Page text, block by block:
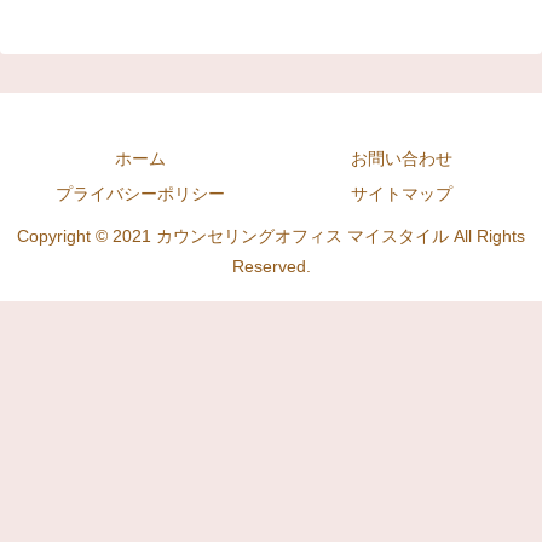
ホーム
お問い合わせ
プライバシーポリシー
サイトマップ
Copyright © 2021 カウンセリングオフィス マイスタイル All Rights
Reserved.